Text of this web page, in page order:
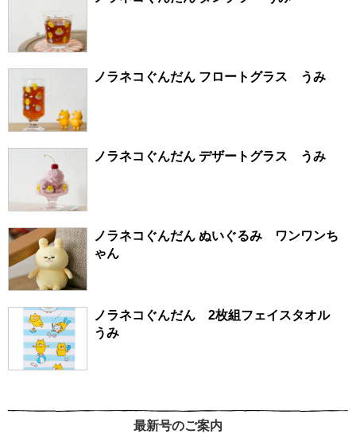
ノラネコぐんだん フロートグラス うみ
ノラネコぐんだん デザートグラス うみ
ノラネコぐんだん ぬいぐるみ ワンワンち
ゃん
ノラネコぐんだん 2枚組フェイスタオル
うみ
最新号のご案内